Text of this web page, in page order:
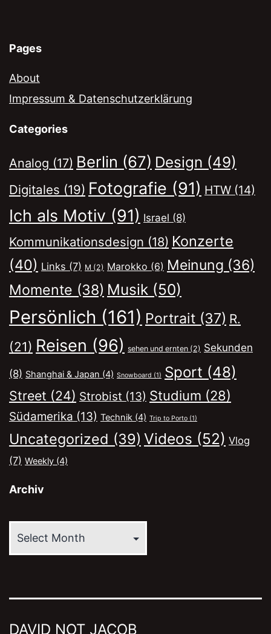
Pages
About
Impressum & Datenschutzerklärung
Categories
Analog (17) Berlin (67) Design (49)
Digitales (19) Fotografie (91) HTW (14)
Ich als Motiv (91) Israel (8)
Kommunikationsdesign (18) Konzerte
(40) Links (7) M (2) Marokko (6) Meinung (36)
Momente (38) Musik (50)
Persönlich (161) Portrait (37) R.
(21) Reisen (96) sehen und ernten (2) Sekunden
(8) Shanghai & Japan (4) Snowboard (1) Sport (48)
Street (24) Strobist (13) Studium (28)
Südamerika (13) Technik (4) Trip to Porto (1)
Uncategorized (39) Videos (52) Vlog
(7) Weekly (4)
Archiv
DAVID NOT JACOB